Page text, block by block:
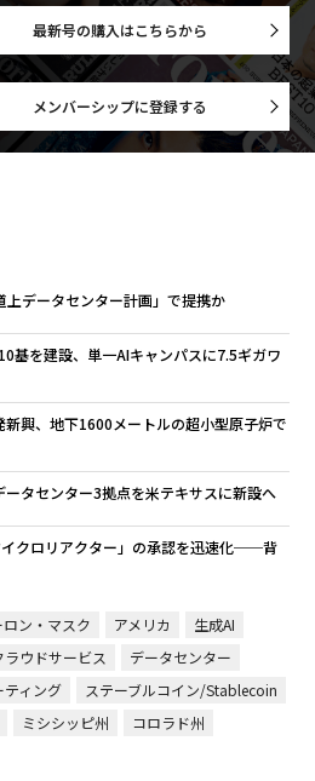
最新号の購入はこちらから
メンバーシップに登録する
データセンター計画」で提携か
基を建設、単一AIキャンパスに7.5ギガワ
興、地下1600メートルの超小型原子炉で
タセンター3拠点を米テキサスに新設へ
イクロリアクター」の承認を迅速化──背
ロン・マスク アメリカ
生成AI
ラウドサービス
データセンター
ティング
ステーブルコイン/Stablecoin
ミシシッピ州 コロラド州